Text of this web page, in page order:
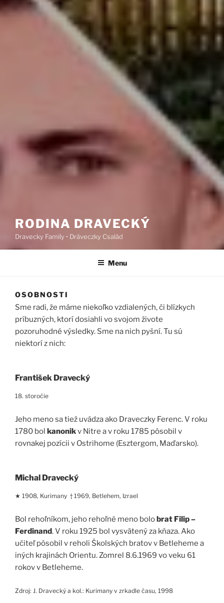
RODINA DRAVECKÝ
Dravecky Family • Dráveczky Család
Menu
OSOBNOSTI
Sme radi, že máme niekoľko vzdialených, či blízkych
príbuzných, ktorí dosiahli vo svojom živote
pozoruhodné výsledky. Sme na nich pyšní. Tu sú
niektorí z nich:
František Dravecký
18. storočie
Jeho meno sa tiež uvádza ako Draveczky Ferenc. V roku
1780 bol kanonikv Nitre a v roku 1785 pôsobil v
rovnakej pozícii v Ostrihome (Esztergom, Maďarsko).
Michal Dravecký
★ 1908, Kurimany † 1969, Betlehem, Izrael
Bol rehoľníkom, jeho rehoľné meno bolobrat Filip –
Ferdinand. V roku 1925 bol vysvätený za kňaza. Ako
učiteľ pôsobil v reholi Školských bratov v Betleheme a
iných krajinách Orientu. Zomrel 8.6.1969 vo veku 61
rokov v Betleheme.
Zdroj: J. Dravecký a kol.: Kurimany v zrkadle času, 1998